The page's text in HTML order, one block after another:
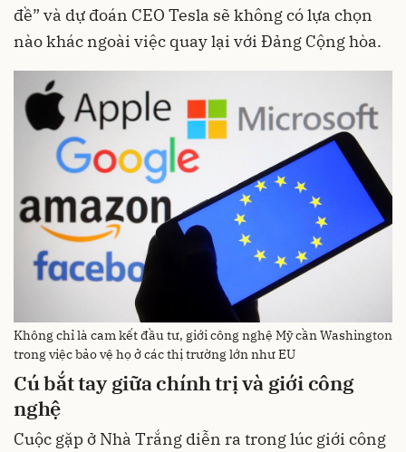
đề” và dự đoán CEO Tesla sẽ không có lựa chọn
nào khác ngoài việc quay lại với Đảng Cộng hòa.
Không chỉ là cam kết đầu tư, giới công nghệ Mỹ cần Washington
trong việc bảo vệ họ ở các thị trường lớn như EU
Cú bắt tay giữa chính trị và giới công
nghệ
Cuộc gặp ở Nhà Trắng diễn ra trong lúc giới công